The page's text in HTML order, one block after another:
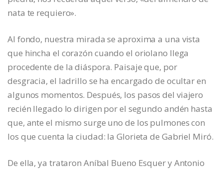
nata te requiero».
Al fondo, nuestra mirada se aproxima a una vista
que hincha el corazón cuando el oriolano llega
procedente de la diáspora. Paisaje que, por
desgracia, el ladrillo se ha encargado de ocultar en
algunos momentos. Después, los pasos del viajero
recién llegado lo dirigen por el segundo andén hasta
que, ante el mismo surge uno de los pulmones con
los que cuenta la ciudad: la Glorieta de Gabriel Miró.
De ella, ya trataron Aníbal Bueno Esquer y Antonio